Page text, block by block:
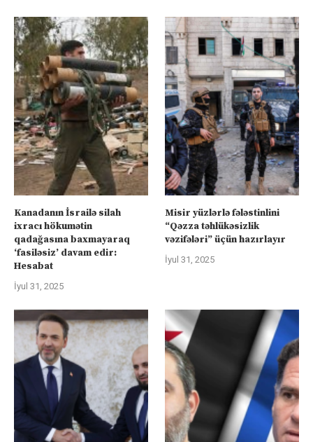
Kanadanın İsrailə silah
ixracı hökumətin
qadağasına baxmayaraq
‘fasiləsiz’ davam edir:
Hesabat
İyul 31, 2025
Misir yüzlərlə fələstinlini
“Qəzza təhlükəsizlik
vəzifələri” üçün hazırlayır
İyul 31, 2025